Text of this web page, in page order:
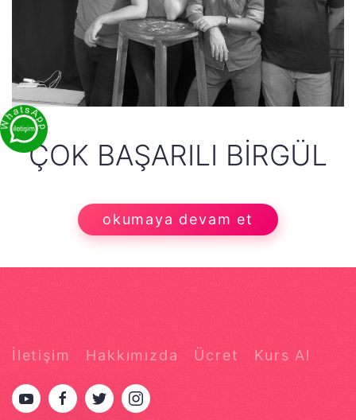
ÇOK BAŞARILI BIRGÜL
okumaya devam et
İletişim Hakkımızda Ücret Kurs Al